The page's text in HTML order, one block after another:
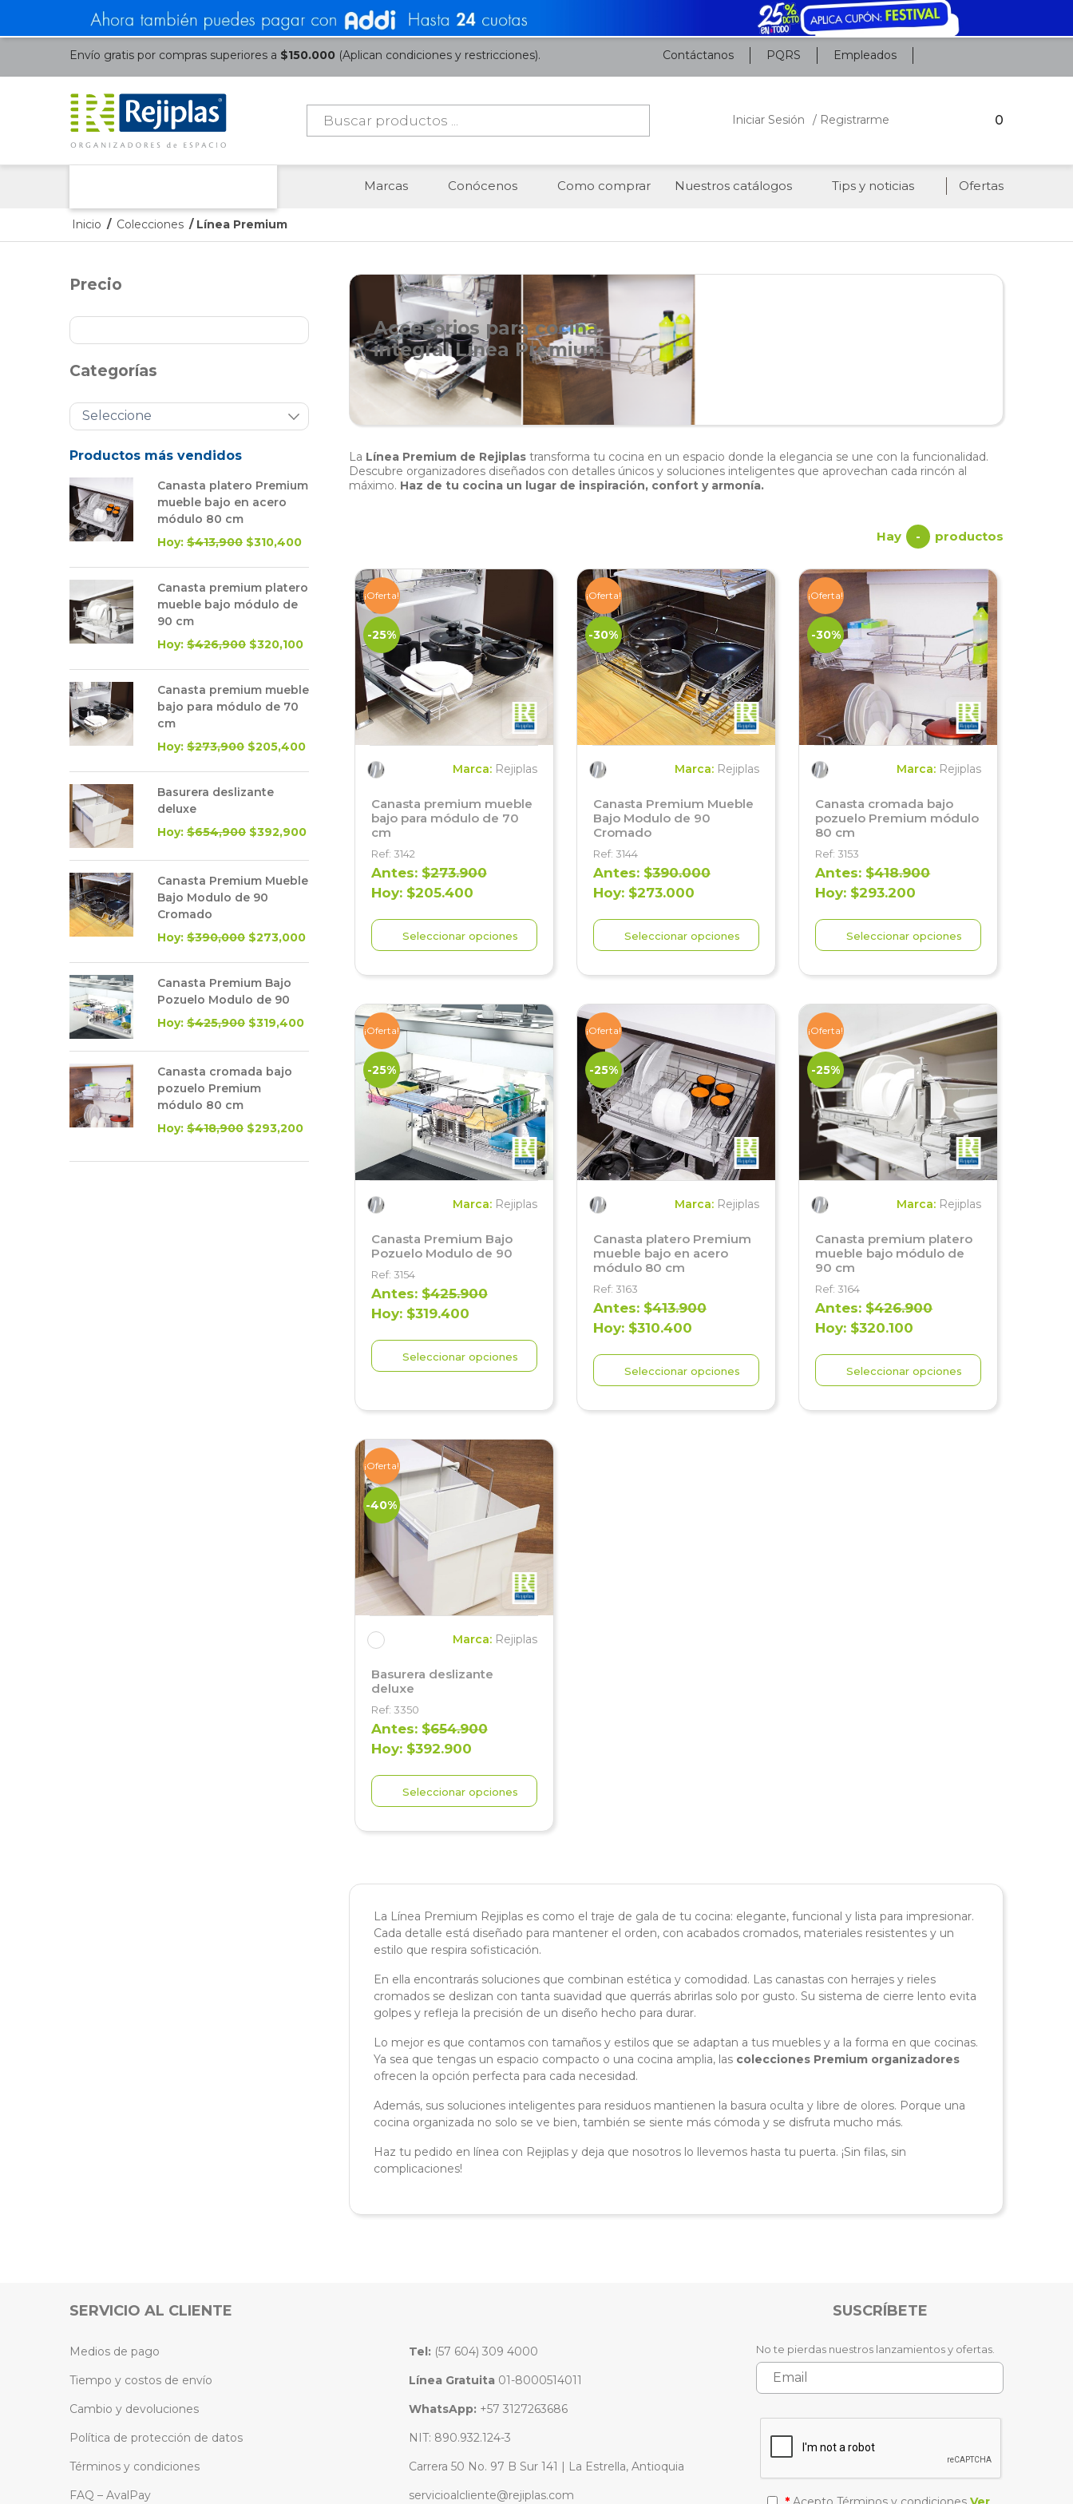
Envío gratis por compras superiores a $150.000 (Aplican condiciones y restricciones). Contáctanos PQRS Empleados
Búsqueda
productos
Iniciar Sesión / Registrarme 0
Marcas Conócenos Como comprar Nuestros catálogos Tips y noticias Ofertas
Inicio / Colecciones / Línea Premium
Precio
Categorías
Productos más vendidos
Canasta platero Premium
mueble bajo en acero
módulo 80 cm
Hoy: $413,900 $310,400
Canasta premium platero
mueble bajo módulo de
90 cm
Hoy: $426,900 $320,100
Canasta premium mueble
bajo para módulo de 70
cm
Hoy: $273,900 $205,400
Basurera deslizante
deluxe
Hoy: $654,900 $392,900
Canasta Premium Mueble
Bajo Modulo de 90
Cromado
Hoy: $390,000 $273,000
Canasta Premium Bajo
Pozuelo Modulo de 90
Hoy: $425,900 $319,400
Canasta cromada bajo
pozuelo Premium
módulo 80 cm
Hoy: $418,900 $293,200
Accesorios para cocina
integral Línea Premium
La Línea Premium de Rejiplas transforma tu cocina en un espacio donde la elegancia se une con la funcionalidad.
Descubre organizadores diseñados con detalles únicos y soluciones inteligentes que aprovechan cada rincón al
máximo. Haz de tu cocina un lugar de inspiración, confort y armonía.
Hay - productos
¡Oferta!
-25%
Marca: Rejiplas
Canasta premium mueble
bajo para módulo de 70
cm
Ref: 3142
Antes: $273.900
Hoy: $205.400
Seleccionar opciones
¡Oferta!
-30%
Marca: Rejiplas
Canasta Premium Mueble
Bajo Modulo de 90
Cromado
Ref: 3144
Antes: $390.000
Hoy: $273.000
Seleccionar opciones
¡Oferta!
-30%
Marca: Rejiplas
Canasta cromada bajo
pozuelo Premium módulo
80 cm
Ref: 3153
Antes: $418.900
Hoy: $293.200
Seleccionar opciones
¡Oferta!
-25%
Marca: Rejiplas
Canasta Premium Bajo
Pozuelo Modulo de 90
Ref: 3154
Antes: $425.900
Hoy: $319.400
Seleccionar opciones
¡Oferta!
-25%
Marca: Rejiplas
Canasta platero Premium
mueble bajo en acero
módulo 80 cm
Ref: 3163
Antes: $413.900
Hoy: $310.400
Seleccionar opciones
¡Oferta!
-25%
Marca: Rejiplas
Canasta premium platero
mueble bajo módulo de
90 cm
Ref: 3164
Antes: $426.900
Hoy: $320.100
Seleccionar opciones
¡Oferta!
-40%
Marca: Rejiplas
Basurera deslizante
deluxe
Ref: 3350
Antes: $654.900
Hoy: $392.900
Seleccionar opciones
La Línea Premium Rejiplas es como el traje de gala de tu cocina: elegante, funcional y lista para impresionar.
Cada detalle está diseñado para mantener el orden, con acabados cromados, materiales resistentes y un
estilo que respira sofisticación.
En ella encontrarás soluciones que combinan estética y comodidad. Las canastas con herrajes y rieles
cromados se deslizan con tanta suavidad que querrás abrirlas solo por gusto. Su sistema de cierre lento evita
golpes y refleja la precisión de un diseño hecho para durar.
Lo mejor es que contamos con tamaños y estilos que se adaptan a tus muebles y a la forma en que cocinas.
Ya sea que tengas un espacio compacto o una cocina amplia, las colecciones Premium organizadores
ofrecen la opción perfecta para cada necesidad.
Además, sus soluciones inteligentes para residuos mantienen la basura oculta y libre de olores. Porque una
cocina organizada no solo se ve bien, también se siente más cómoda y se disfruta mucho más.
Haz tu pedido en línea con Rejiplas y deja que nosotros lo llevemos hasta tu puerta. ¡Sin filas, sin
complicaciones!
SERVICIO AL CLIENTE
Medios de pago
Tiempo y costos de envío
Cambio y devoluciones
Política de protección de datos
Términos y condiciones
FAQ – AvalPay
Tel: (57 604) 309 4000
Línea Gratuita 01-8000514011
WhatsApp: +57 3127263686
NIT: 890.932.124-3
Carrera 50 No. 97 B Sur 141 | La Estrella, Antioquia
servicioalcliente@rejiplas.com
SUSCRÍBETE
No te pierdas nuestros lanzamientos y ofertas.